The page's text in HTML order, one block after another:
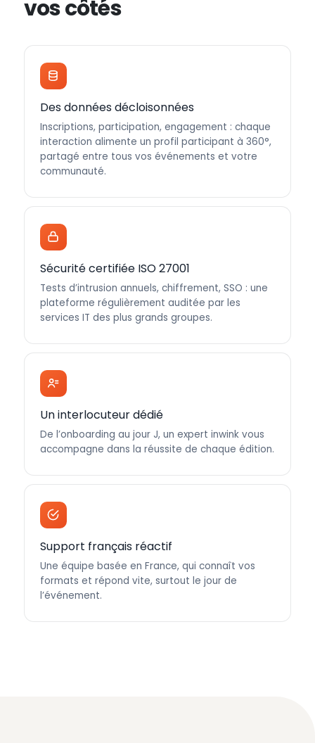
vos côtés
Des données décloisonnées
Inscriptions, participation, engagement : chaque
interaction alimente un profil participant à 360°,
partagé entre tous vos événements et votre
communauté.
Sécurité certifiée ISO 27001
Tests d’intrusion annuels, chiffrement, SSO : une
plateforme régulièrement auditée par les
services IT des plus grands groupes.
Un interlocuteur dédié
De l’onboarding au jour J, un expert inwink vous
accompagne dans la réussite de chaque édition.
Support français réactif
Une équipe basée en France, qui connaît vos
formats et répond vite, surtout le jour de
l’événement.